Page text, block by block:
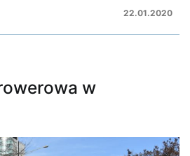
22.01.2020
w